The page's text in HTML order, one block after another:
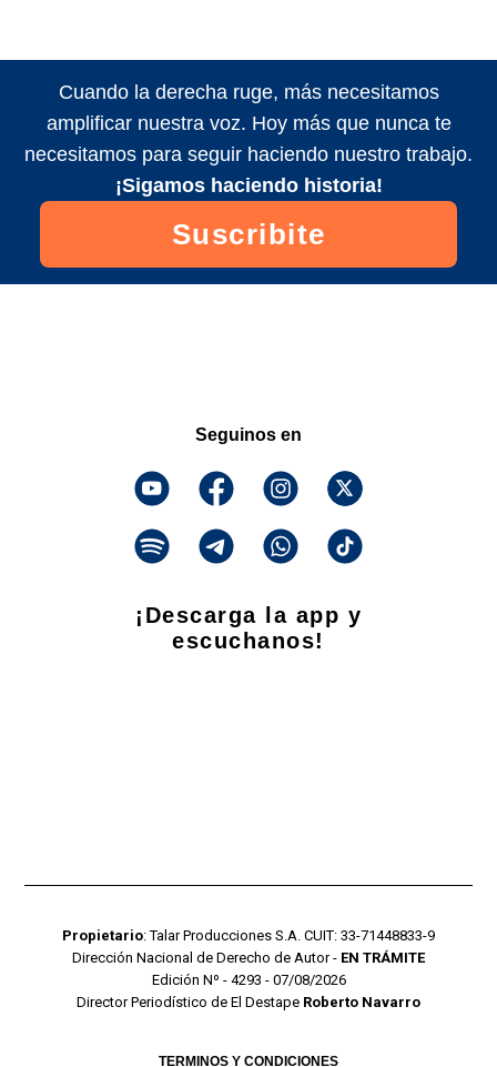
Cuando la derecha ruge, más necesitamos
amplificar nuestra voz. Hoy más que nunca te
necesitamos para seguir haciendo nuestro trabajo.
¡Sigamos haciendo historia!
Suscribite
Seguinos en
¡Descarga la app y
escuchanos!
Propietario: Talar Producciones S.A. CUIT: 33-71448833-9
Dirección Nacional de Derecho de Autor - EN TRÁMITE
Edición Nº - 4293 - 07/08/2026
Director Periodístico de El Destape Roberto Navarro
TERMINOS Y CONDICIONES